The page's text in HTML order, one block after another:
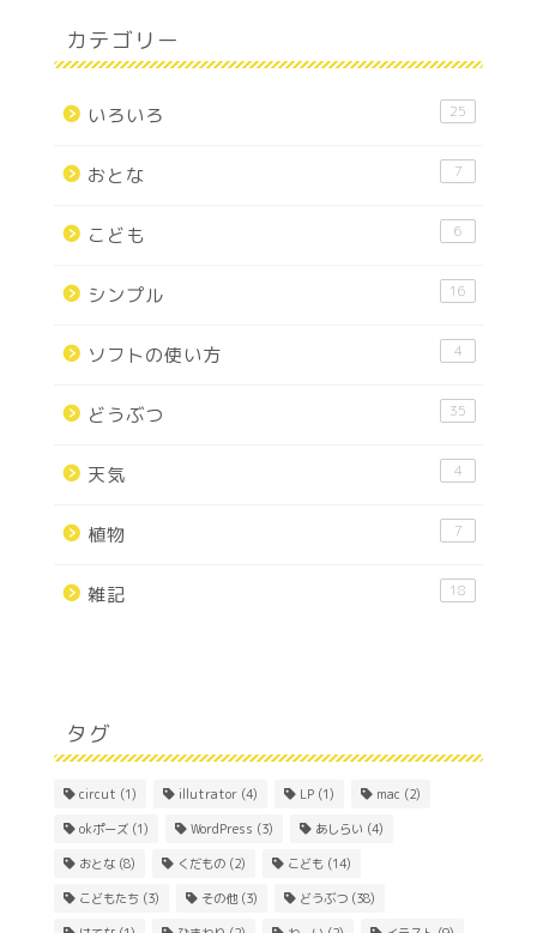
カテゴリー
いろいろ 25
おとな 7
こども 6
シンプル 16
ソフトの使い方 4
どうぶつ 35
天気 4
植物 7
雑記 18
タグ
circut (1) illutrator (4) LP (1) mac (2)
okポーズ (1) WordPress (3) あしらい (4)
おとな (8) くだもの (2) こども (14)
こどもたち (3) その他(3) どうぶつ (38)